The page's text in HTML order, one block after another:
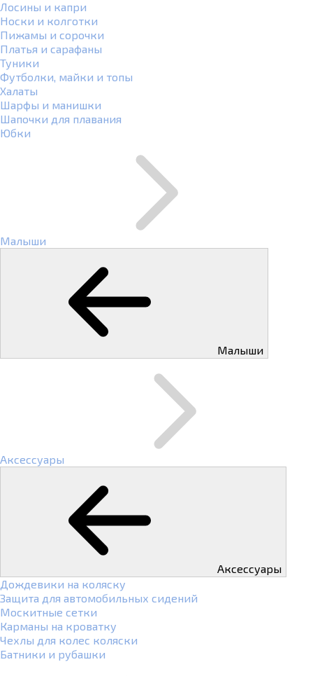
Лосины и капри
Носки и колготки
Пижамы и сорочки
Платья и сарафаны
Туники
Футболки, майки и топы
Халаты
Шарфы и манишки
Шапочки для плавания
Юбки
Малыши
Малыши
Аксессуары
Аксессуары
Дождевики на коляску
Защита для автомобильных сидений
Москитные сетки
Карманы на кроватку
Чехлы для колес коляски
Батники и рубашки